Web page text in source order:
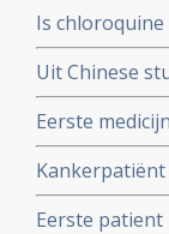
onderzoek bij
Is
wel op. Hier
Uit Chinese
mensen
herstelt
Eerste
uitstekend te
onderzoekers
NOS in een
Eerste patient